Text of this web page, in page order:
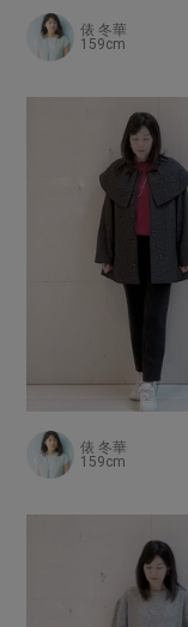
俵 冬華
159cm
俵 冬華
159cm